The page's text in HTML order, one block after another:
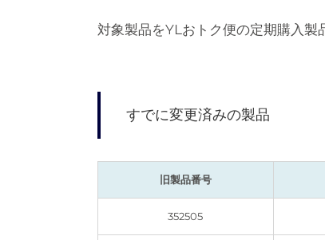
対象製品をYLおトク便の定期購入製
すでに変更済みの製品
旧製品番号
352505